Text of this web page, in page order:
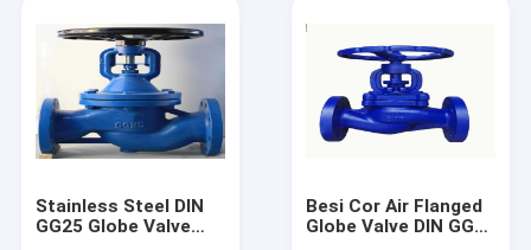
Produk
Tentang kita
Hubungi kami
Stainless Steel DIN
GG25 Globe Valve
Besi Cor Air Flanged
Globe Valve DIN GG25